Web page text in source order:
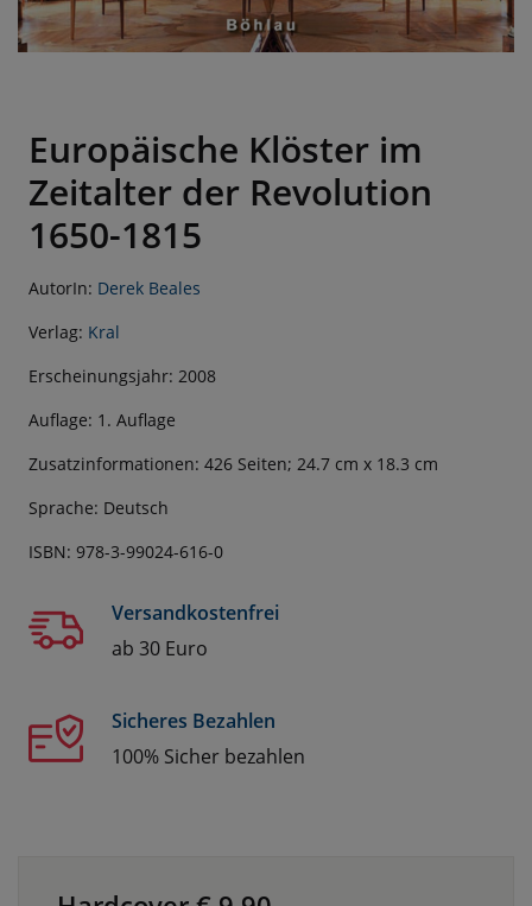
Europäische Klöster im
Zeitalter der Revolution
1650-1815
AutorIn: Derek Beales
Verlag: Kral
Erscheinungsjahr: 2008
Auflage: 1. Auflage
Zusatzinformationen: 426 Seiten; 24.7 cm x 18.3 cm
Sprache: Deutsch
ISBN: 978-3-99024-616-0
Versandkostenfrei
ab 30 Euro
Sicheres Bezahlen
100% Sicher bezahlen